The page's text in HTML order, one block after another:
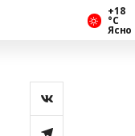
+18
°С
Ясно